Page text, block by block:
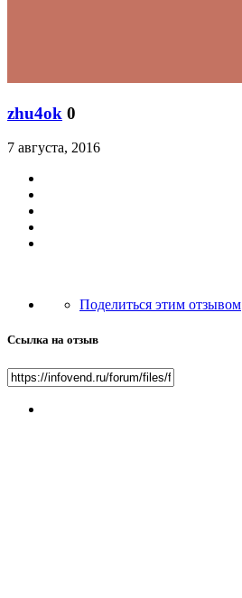
zhu4ok 0
7 августа, 2016
Поделиться этим отзывом
Ссылка на отзыв